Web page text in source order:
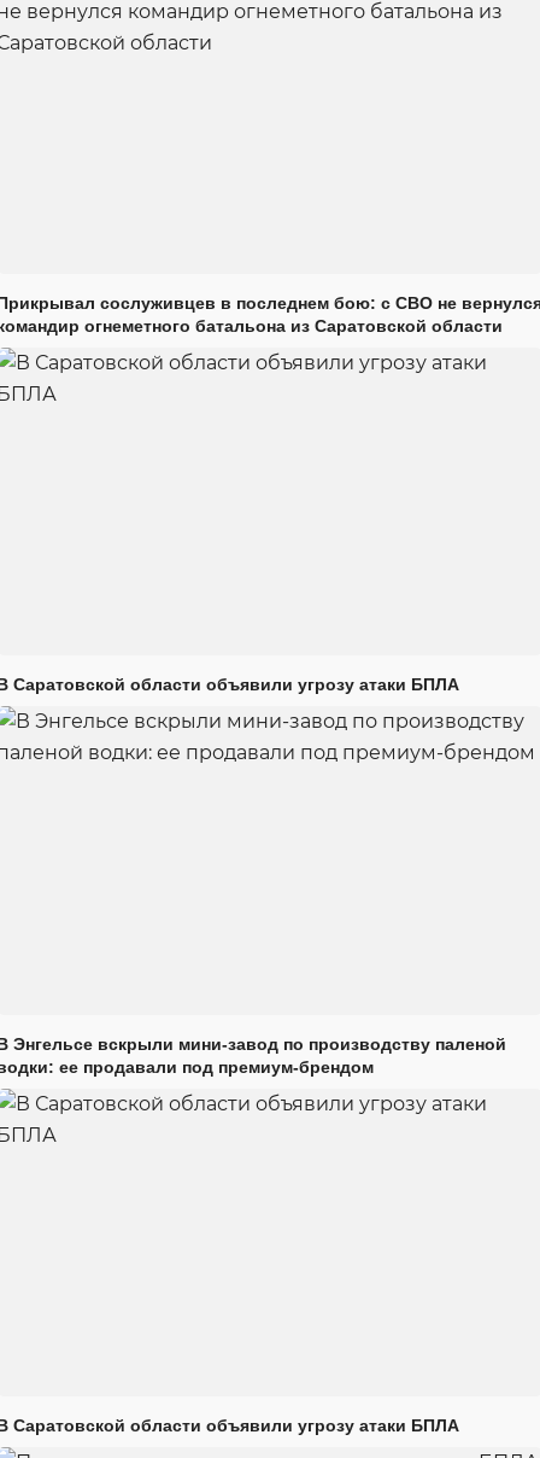
сослуживцев в последнем бою: с СВО не
огнеметного батальона из Саратовской области
Саратовской области объявили угрозу атаки БПЛА
Энгельсе вскрыли мини-завод по производству паленой
ее продавали под премиум-брендом
Саратовской области объявили угрозу атаки БПЛА